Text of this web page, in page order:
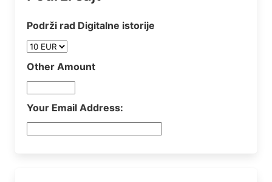
Podrži rad Digitalne istorije
Other Amount
Your Email Address: